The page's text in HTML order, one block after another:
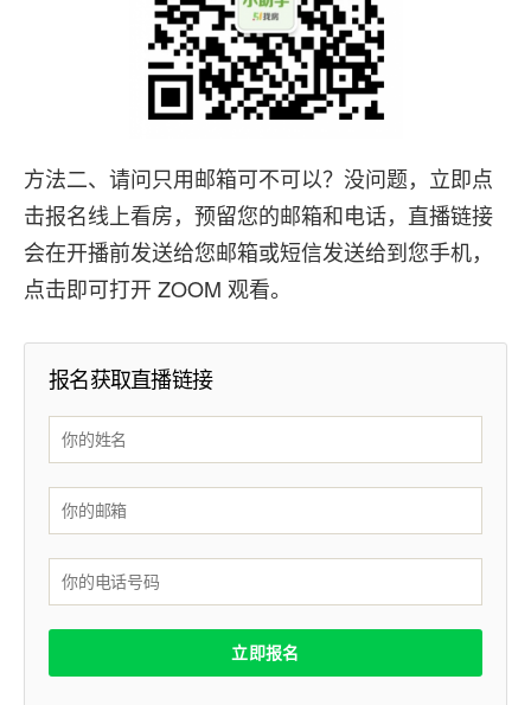
方法二、请问只用邮箱可不可以？没问题，立即点
击报名线上看房，预留您的邮箱和电话，直播链接
会在开播前发送给您邮箱或短信发送给到您手机，
点击即可打开 ZOOM 观看。
报名获取直播链接